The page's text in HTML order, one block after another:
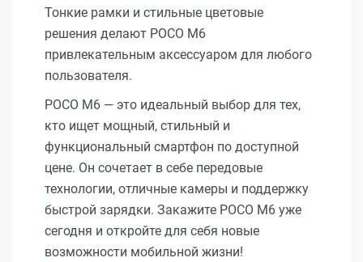
Тонкие рамки и стильные цветовые
решения делают POCO M6
привлекательным аксессуаром для любого
пользователя.
POCO M6 — это идеальный выбор для тех,
кто ищет мощный, стильный и
функциональный смартфон по доступной
цене. Он сочетает в себе передовые
технологии, отличные камеры и поддержку
быстрой зарядки. Закажите POCO M6 уже
сегодня и откройте для себя новые
возможности мобильной жизни!